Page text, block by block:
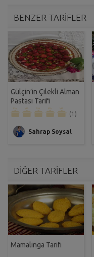
BENZER TARİFLER
Gülçin’in Çilekli Alman
Pastası Tarifi
(1)
Sahrap Soysal
DİĞER TARİFLER
Mamalinga Tarifi